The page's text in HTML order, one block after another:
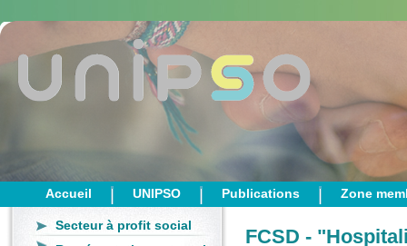
Accueil UNIPSO Publications Zone
Secteur à profit social
FCSD -